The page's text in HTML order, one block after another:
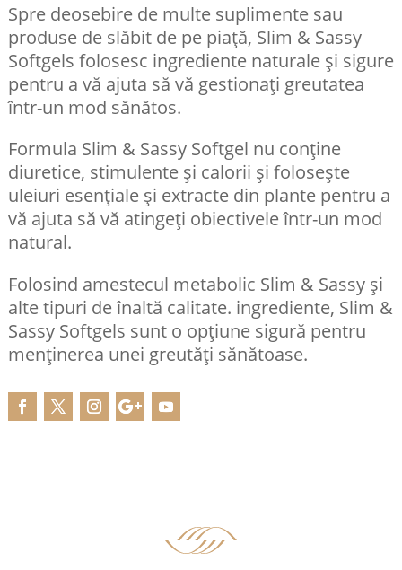
Spre deosebire de multe suplimente sau
produse de slăbit de pe piață, Slim & Sassy
Softgels folosesc ingrediente naturale și sigure
pentru a vă ajuta să vă gestionați greutatea
într-un mod sănătos.
Formula Slim & Sassy Softgel nu conține
diuretice, stimulente și calorii și folosește
uleiuri esențiale și extracte din plante pentru a
vă ajuta să vă atingeți obiectivele într-un mod
natural.
Folosind amestecul metabolic Slim & Sassy și
alte tipuri de înaltă calitate. ingrediente, Slim &
Sassy Softgels sunt o opțiune sigură pentru
menținerea unei greutăți sănătoase.